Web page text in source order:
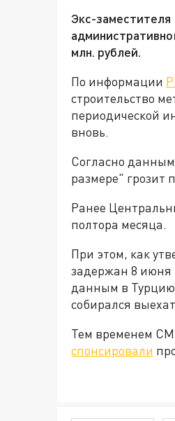
Экс-
млн. рублей.
По информации
строительство
периодической
вновь.
Согласно
размере" грозит
Ранее
полтора месяца.
При этом, как
задержан 8 июня
данным в
собирался
Тем временем
спонсировали